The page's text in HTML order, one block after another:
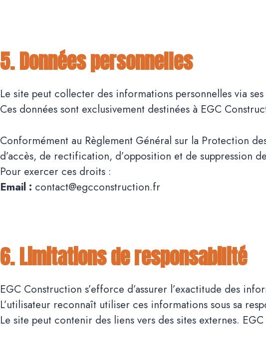
5. Données personnelles
Le site peut collecter des informations personnelles via
Ces données sont exclusivement destinées à EGC
Conformément au Règlement Général sur la Protection
d’accès, de rectification, d’opposition et de suppression
Pour exercer ces droits :
Email : contact@egcconstruction.fr
6. Limitations de responsabilité
EGC Construction s’efforce d’assurer l’exactitude des
L’utilisateur reconnaît utiliser ces informations sous sa
Le site peut contenir des liens vers des sites externes.